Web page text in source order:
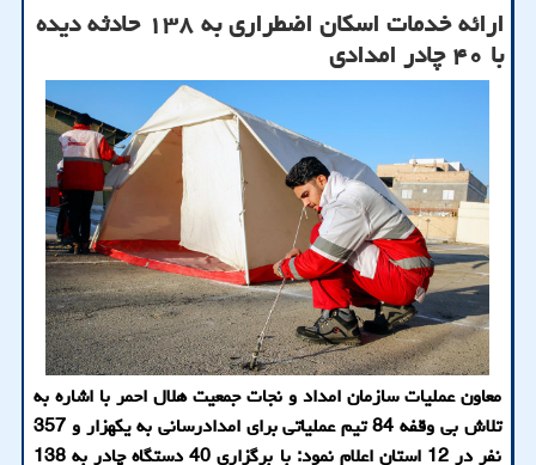
ارائه خدمات اسكان اضطراری به ۱۳۸ حادثه دیده
با ۴۰ چادر امدادی
معاون عملیات سازمان امداد و نجات جمعیت هلال احمر با اشاره به
تلاش بی وقفه 84 تیم عملیاتی برای امدادرسانی به یكهزار و 357
نفر در 12 استان اعلام نمود: با برگزاری 40 دستگاه چادر به 138